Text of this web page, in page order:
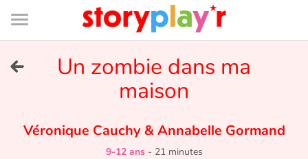
Connexion
Bibliothèque
de
page
Tester gratuitement
Un zombie dans ma
maison
Véronique Cauchy&Annabelle Gormand
9-12 ans- 21 minutes